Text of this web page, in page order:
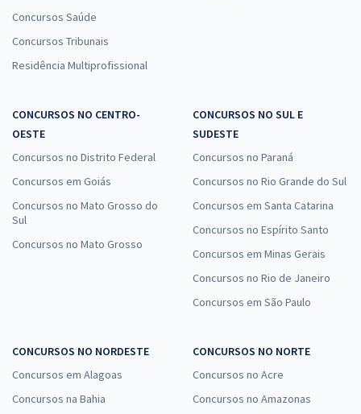
Concursos Saúde
Concursos Tribunais
Residência Multiprofissional
CONCURSOS NO CENTRO-
OESTE
Concursos no Distrito Federal
Concursos em Goiás
Concursos no Mato Grosso do
Sul
Concursos no Mato Grosso
CONCURSOS NO SUL E
SUDESTE
Concursos no Paraná
Concursos no Rio Grande do Sul
Concursos em Santa Catarina
Concursos no Espírito Santo
Concursos em Minas Gerais
Concursos no Rio de Janeiro
Concursos em São Paulo
CONCURSOS NO NORDESTE
Concursos em Alagoas
Concursos na Bahia
CONCURSOS NO NORTE
Concursos no Acre
Concursos no Amazonas